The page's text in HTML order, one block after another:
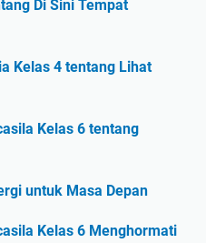
Di Sini Tempat
Kelas 4 tentang Lihat
Kelas 6 tentang
untuk Masa Depan
Kelas 6 Menghormati